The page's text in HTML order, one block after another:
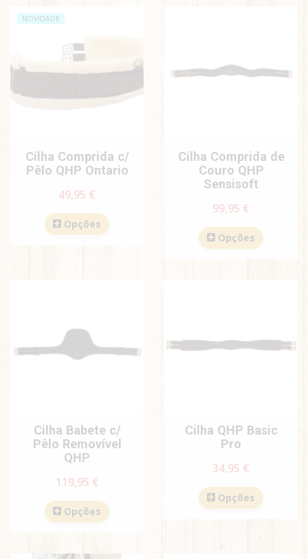
NOVIDADE
Cilha Comprida c/
Pêlo QHP Ontario
49,95 €
Opções
Cilha Comprida de
Couro QHP
Sensisoft
99,95 €
Opções
Cilha Babete c/
Pêlo Removível
QHP
119,95 €
Opções
Cilha QHP Basic
Pro
34,95 €
Opções